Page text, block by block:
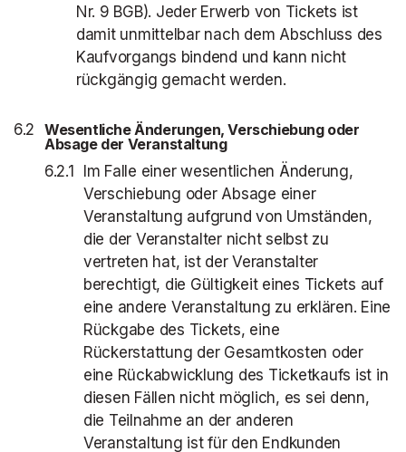
Nr. 9 BGB). Jeder Erwerb von Tickets ist
damit unmittelbar nach dem Abschluss des
Kaufvorgangs bindend und kann nicht
rückgängig gemacht werden.
Wesentliche Änderungen, Verschiebung oder
Absage der Veranstaltung
Im Falle einer wesentlichen Änderung,
Verschiebung oder Absage einer
Veranstaltung aufgrund von Umständen,
die der Veranstalter nicht selbst zu
vertreten hat, ist der Veranstalter
berechtigt, die Gültigkeit eines Tickets auf
eine andere Veranstaltung zu erklären. Eine
Rückgabe des Tickets, eine
Rückerstattung der Gesamtkosten oder
eine Rückabwicklung des Ticketkaufs ist in
diesen Fällen nicht möglich, es sei denn,
die Teilnahme an der anderen
Veranstaltung ist für den Endkunden